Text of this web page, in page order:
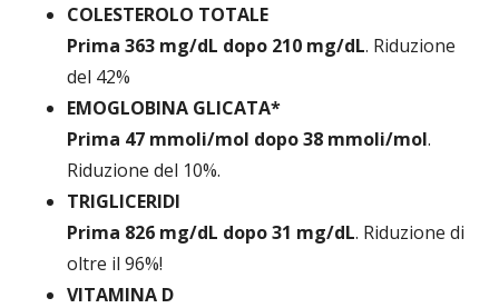
COLESTEROLO TOTALE
Prima 363 mg/dL dopo 210 mg/dL. Riduzione
del 42%
EMOGLOBINA GLICATA*
Prima 47 mmoli/mol dopo 38 mmoli/mol.
Riduzione del 10%.
TRIGLICERIDI
Prima 826 mg/dL dopo 31 mg/dL. Riduzione di
oltre il 96%!
VITAMINA D